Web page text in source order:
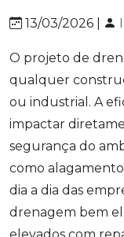
13/03/2026 |
O projeto de
qualquer
ou industrial. A
impactar
segurança do
como
dia a dia das
drenagem bem